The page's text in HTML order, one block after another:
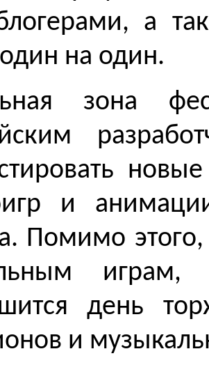
а
на один.
зона
и
Помимо
играм,
день
и